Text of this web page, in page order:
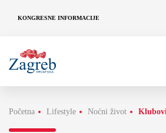
KONGRESNE INFORMACIJE
Početna Lifestyle Noćni život